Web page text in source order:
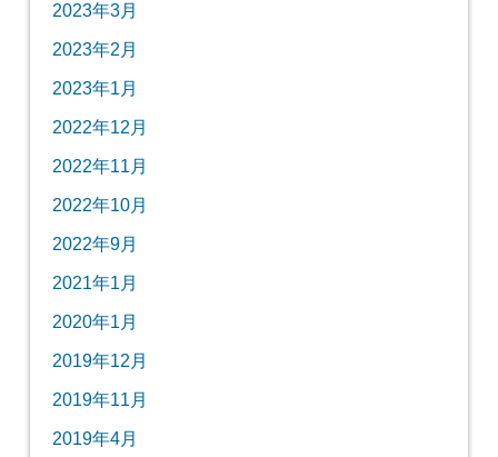
2023年3月
2023年2月
2023年1月
2022年12月
2022年11月
2022年10月
2022年9月
2021年1月
2020年1月
2019年12月
2019年11月
2019年4月